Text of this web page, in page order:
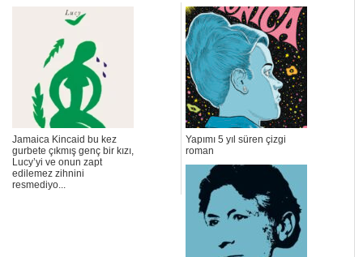
Jamaica Kincaid bu kez
gurbete çıkmış genç bir kızı,
Lucy’yi ve onun zapt
edilemez zihnini
resmediyo...
Yapımı 5 yıl süren çizgi
roman